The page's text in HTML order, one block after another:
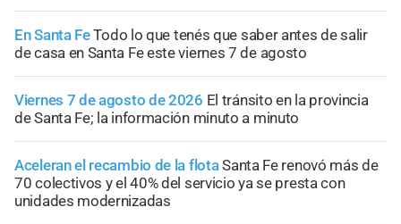
En Santa FeTodo lo que tenés que saber antes de salir
de casa en Santa Fe este viernes 7 de agosto
Viernes 7 de agosto de 2026 El tránsito en la provincia
de Santa Fe; la información minuto a minuto
Aceleran el recambio de la flotaSanta Fe renovó más de
70 colectivos y el 40% del servicio ya se presta con
unidades modernizadas